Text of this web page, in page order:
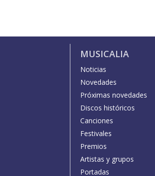
MUSICALIA
Noticias
Novedades
Próximas novedades
Discos históricos
Canciones
Festivales
Premios
Artistas y grupos
Portadas